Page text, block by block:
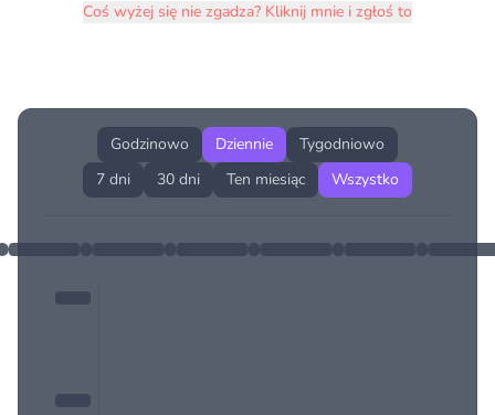
Coś wyżej się nie zgadza? Kliknij mnie i zgłoś to
Godzinowo Dziennie
Tygodniowo
7 dni
30 dni Ten miesiąc Wszystko